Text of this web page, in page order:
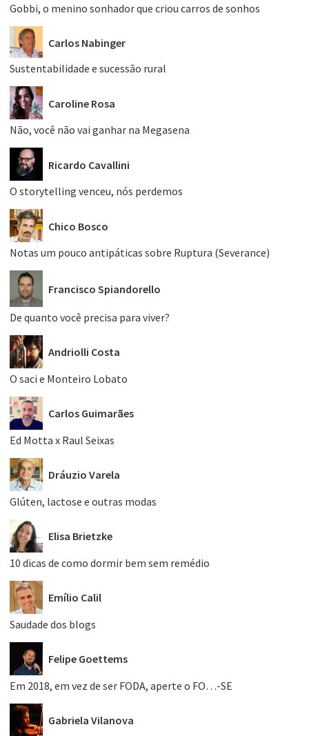
Gobbi, o menino sonhador que criou carros de sonhos
Carlos Nabinger
Sustentabilidade e sucessão rural
Caroline Rosa
Não, você não vai ganhar na Megasena
Ricardo Cavallini
O storytelling venceu, nós perdemos
Chico Bosco
Notas um pouco antipáticas sobre Ruptura (Severance)
Francisco Spiandorello
De quanto você precisa para viver?
Andriolli Costa
O saci e Monteiro Lobato
Carlos Guimarães
Ed Motta x Raul Seixas
Dráuzio Varela
Glúten, lactose e outras modas
Elisa Brietzke
10 dicas de como dormir bem sem remédio
Emílio Calil
Saudade dos blogs
Felipe Goettems
Em 2018, em vez de ser FODA, aperte o FO…-SE
Gabriela Vilanova